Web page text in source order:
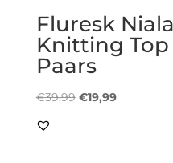
Fluresk Niala
Knitting Top
Paars
€39,99 Oorspronkelijke
€19,99Huidige